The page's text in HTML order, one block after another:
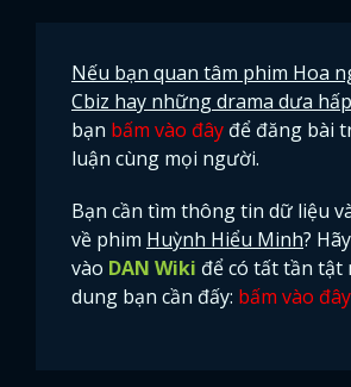
Nếu bạn quan tâm phim Hoa
Cbiz hay những drama dưa
bạn bấm vào đây để đăng bài
luận cùng mọi người.
Bạn cần tìm thông tin dữ liệu
về phim Huỳnh Hiểu Minh?
vào DAN Wiki để có tất tần tật
dung bạn cần đấy: bấm vào đây